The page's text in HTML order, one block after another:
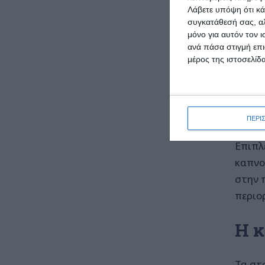
Λάβετε υπόψη ότι
συγκατάθεσή σας,
μόνο για αυτόν τον
ανά πάσα στιγμή
μέρος της
και
στην
Η